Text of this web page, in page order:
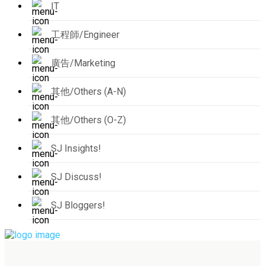
IT
工程師/Engineer
廣告/Marketing
其他/Others (A-N)
其他/Others (O-Z)
SJ Insights!
SJ Discuss!
SJ Bloggers!